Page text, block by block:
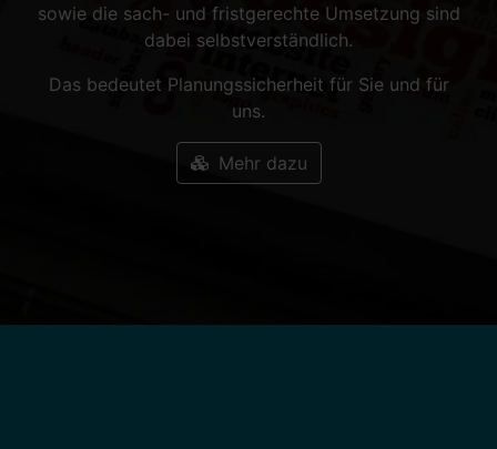
sowie die sach- und fristgerechte Umsetzung sind
dabei selbstverständlich.
Das bedeutet Planungssicherheit für Sie und für
uns.
Mehr dazu